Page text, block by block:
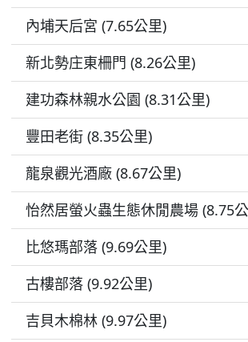
內埔天后宮 (7.65公里)
新北勢庄東柵門 (8.26公里)
建功森林親水公園 (8.31公里)
豐田老街 (8.35公里)
龍泉觀光酒廠 (8.67公里)
怡然居螢火蟲生態休閒農場 (8.75
比悠瑪部落 (9.69公里)
古樓部落 (9.92公里)
吉貝木棉林 (9.97公里)